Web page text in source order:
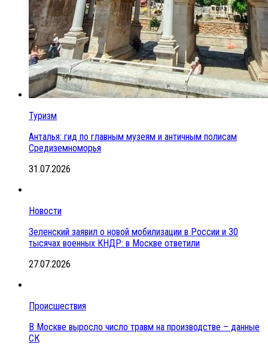
Туризм
Анталья: гид по главным музеям и античным полисам
Средиземноморья
31.07.2026
Новости
Зеленский заявил о новой мобилизации в России и 30
тысячах военных КНДР: в Москве ответили
27.07.2026
Происшествия
В Москве выросло число травм на производстве – данные
СК